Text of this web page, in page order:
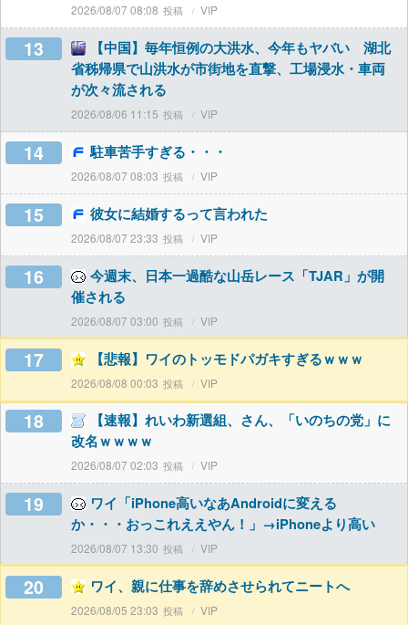
2026/08/07 08:08 VIP
13
【中国】毎年恒例の大洪水、今年もヤバい 湖北
省秭帰県で山洪水が市街地を直撃、工場浸水・車両
が次々流される
2026/08/06 11:15 VIP
14 駐車苦手すぎる・・・
2026/08/07 08:03 VIP
15 彼女に結婚するって言われた
2026/08/07 23:33 VIP
16
今週末、日本一過酷な山岳レース「TJAR」が開
催される
2026/08/07 03:00 VIP
17 【悲報】ワイのトッモドパガキすぎるｗｗｗ
2026/08/08 00:03 VIP
18
【速報】れいわ新選組、さん、「いのちの党」に
改名ｗｗｗｗ
2026/08/07 02:03 VIP
19
ワイ「iPhone高いなあAndroidに変える
か・・・おっこれええやん！」→iPhoneより高い
2026/08/07 13:30 VIP
20 ワイ、親に仕事を辞めさせられてニートへ
2026/08/05 23:03 VIP